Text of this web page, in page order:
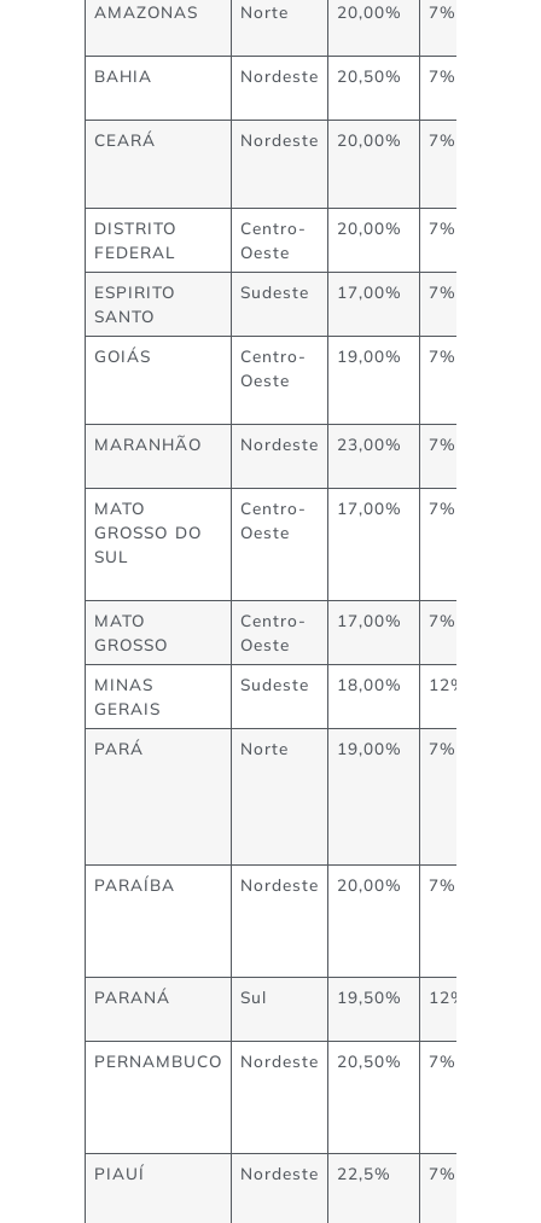
AMAZONAS
Norte 20,00% 7%
BAHIA Nordeste 20,50% 7%
CEARÁ Nordeste 20,00% 7%
DISTRITO
FEDERAL
Centro-
Oeste
20,00% 7%
ESPIRITO
SANTO
Sudeste 17,00% 7%
GOIÁS
Centro-
Oeste
19,00% 7%
MARANHÃO Nordeste 23,00% 7%
MATO
GROSSO DO
SUL
Centro-
Oeste
17,00% 7%
MATO
GROSSO
Centro-
Oeste
17,00% 7%
MINAS
GERAIS
Sudeste 18,00% 12%
PARÁ Norte 19,00% 7%
PARAÍBA Nordeste 20,00% 7%
PARANÁ Sul 19,50% 12%
PERNAMBUCO Nordeste 20,50% 7%
PIAUÍ Nordeste 22,5% 7%